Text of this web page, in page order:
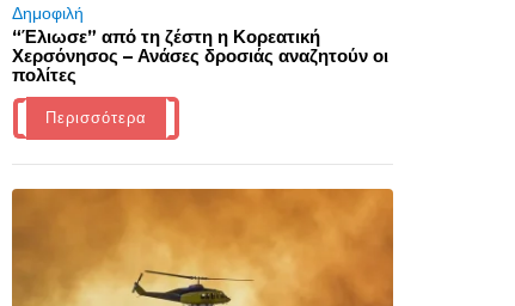
Δημοφιλή
“Έλιωσε” από τη ζέστη η Κορεατική
Χερσόνησος – Ανάσες δροσιάς αναζητούν οι
πολίτες
Περισσότερα